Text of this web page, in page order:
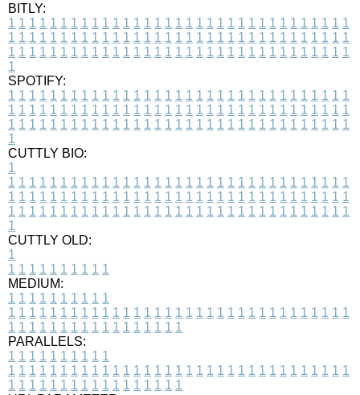
BITLY:
1 1 1 1 1 1 1 1 1 1 1 1 1 1 1 1 1 1 1 1 1 1 1 1 1 1 1 1 1 1 1 1 1
1 1 1 1 1 1 1 1 1 1 1 1 1 1 1 1 1 1 1 1 1 1 1 1 1 1 1 1 1 1 1 1 1
1 1 1 1 1 1 1 1 1 1 1 1 1 1 1 1 1 1 1 1 1 1 1 1 1 1 1 1 1 1 1 1 1
1
SPOTIFY:
1 1 1 1 1 1 1 1 1 1 1 1 1 1 1 1 1 1 1 1 1 1 1 1 1 1 1 1 1 1 1 1 1
1 1 1 1 1 1 1 1 1 1 1 1 1 1 1 1 1 1 1 1 1 1 1 1 1 1 1 1 1 1 1 1 1
1 1 1 1 1 1 1 1 1 1 1 1 1 1 1 1 1 1 1 1 1 1 1 1 1 1 1 1 1 1 1 1 1
1
CUTTLY BIO:
1
1 1 1 1 1 1 1 1 1 1 1 1 1 1 1 1 1 1 1 1 1 1 1 1 1 1 1 1 1 1 1 1 1
1 1 1 1 1 1 1 1 1 1 1 1 1 1 1 1 1 1 1 1 1 1 1 1 1 1 1 1 1 1 1 1 1
1 1 1 1 1 1 1 1 1 1 1 1 1 1 1 1 1 1 1 1 1 1 1 1 1 1 1 1 1 1 1 1 1
1
CUTTLY OLD:
1
1 1 1 1 1 1 1 1 1 1
MEDIUM:
1 1 1 1 1 1 1 1 1 1
1 1 1 1 1 1 1 1 1 1 1 1 1 1 1 1 1 1 1 1 1 1 1 1 1 1 1 1 1 1 1 1 1
1 1 1 1 1 1 1 1 1 1 1 1 1 1 1 1 1
PARALLELS:
1 1 1 1 1 1 1 1 1 1
1 1 1 1 1 1 1 1 1 1 1 1 1 1 1 1 1 1 1 1 1 1 1 1 1 1 1 1 1 1 1 1 1
1 1 1 1 1 1 1 1 1 1 1 1 1 1 1 1 1